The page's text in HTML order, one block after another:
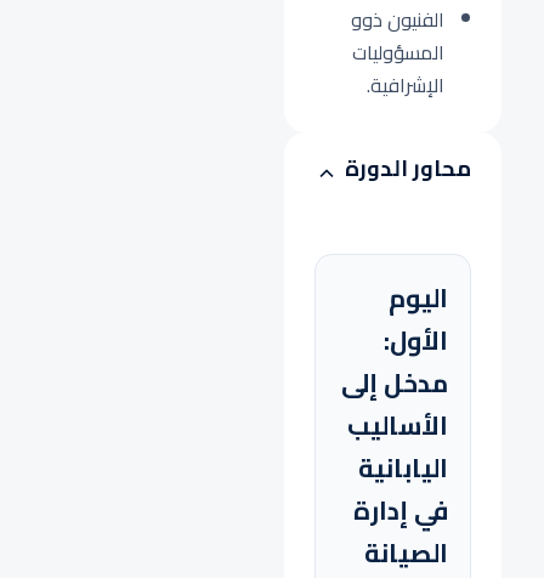
الفنيون ذوو
المسؤوليات
الإشرافية.
محاور الدورة
اليوم
الأول:
مدخل إلى
الأساليب
اليابانية
في إدارة
الصيانة